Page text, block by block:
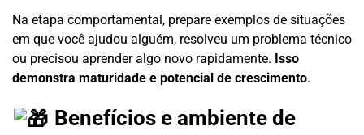
Na etapa comportamental, prepare exemplos de situações
em que você ajudou alguém, resolveu um problema técnico
ou precisou aprender algo novo rapidamente. Isso
demonstra maturidade e potencial de crescimento.
Benefícios e ambiente de